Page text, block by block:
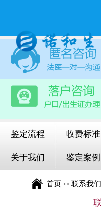
鉴定流程 收费标准
关于我们 鉴定案例
首页 >> 联系我们